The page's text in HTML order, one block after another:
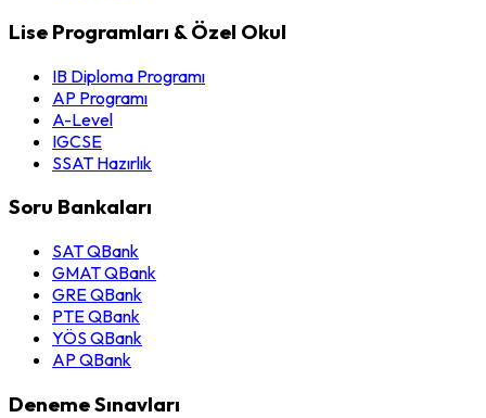
Lise Programları & Özel Okul
IB Diploma Programı
AP Programı
A-Level
IGCSE
SSAT Hazırlık
Soru Bankaları
SAT QBank
GMAT QBank
GRE QBank
PTE QBank
YÖS QBank
AP QBank
Deneme Sınavları